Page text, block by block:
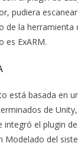
pudiera
la herramienta
es ExARM.
está basada en
de
integró el plugin
Modelado del